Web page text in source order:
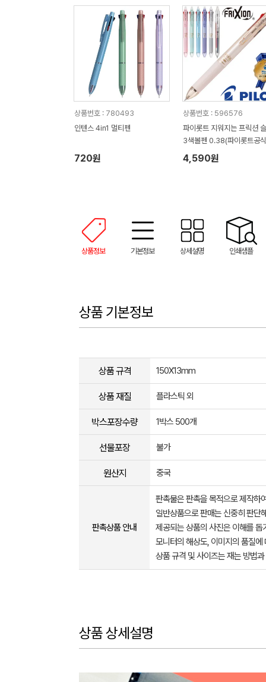
상품번호 : 780493
인텐스 4in1 멀티펜
720원
상품번호 : 596576
파이롯트 지워지는 프릭션
3색볼펜 0.38(파이롯트공
증대리점)
4,590원
상품정보 기본정보 상세설명 인쇄샘플
상품 기본정보
상품 규격 150X13mm
상품 재질 플라스틱 외
박스포장수량 1박스 500개
선물포장 불가
원산지 중국
판촉상품 안내
판촉물은 판촉을 목적으로 제작하
일반상품으로 판매는 신중히 판단
제공되는 상품의 사진은 이해를
모니터의 해상도, 이미지의 품질
상품 규격 및 사이즈는 재는 방법
상품 상세설명